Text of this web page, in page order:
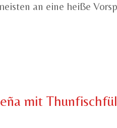
an eine heiße
mit